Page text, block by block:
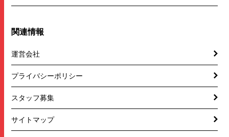
関連情報
運営会社
プライバシーポリシー
スタッフ募集
サイトマップ